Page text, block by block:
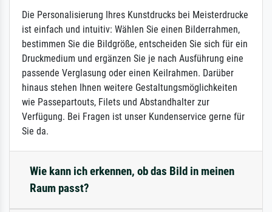
Die Personalisierung Ihres Kunstdrucks bei Meisterdrucke
ist einfach und intuitiv: Wählen Sie einen Bilderrahmen,
bestimmen Sie die Bildgröße, entscheiden Sie sich für ein
Druckmedium und ergänzen Sie je nach Ausführung eine
passende Verglasung oder einen Keilrahmen. Darüber
hinaus stehen Ihnen weitere Gestaltungsmöglichkeiten
wie Passepartouts, Filets und Abstandhalter zur
Verfügung. Bei Fragen ist unser Kundenservice gerne für
Sie da.
Wie kann ich erkennen, ob das Bild in meinen
Raum passt?